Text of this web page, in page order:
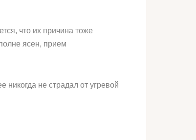
что их причина тоже
ясен, прием
не страдал от угревой